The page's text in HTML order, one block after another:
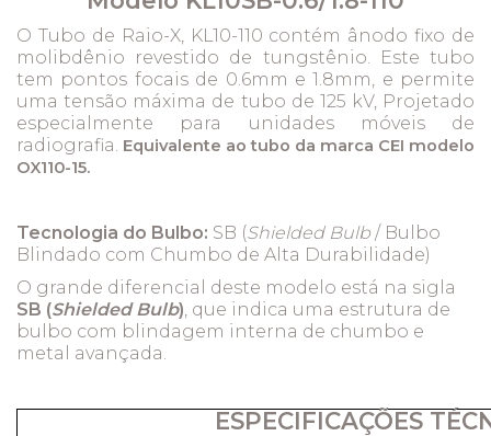
O Tubo de Raio-X, KL10-110 contém ânodo fixo de
molibdênio revestido de tungstênio. Este tubo
tem pontos focais de 0.6mm e 1.8mm, e permite
uma tensão máxima de tubo de 125 kV, Projetado
especialmente para unidades móveis de
radiografia. Equivalente ao tubo da marca CEI modelo
OX110-15.
Tecnologia do Bulbo: SB (Shielded Bulb/ Bulbo
Blindado com Chumbo de Alta Durabilidade)
O grande diferencial deste modelo está na sigla
SB (Shielded Bulb), que indica uma estrutura de
bulbo com blindagem interna de chumbo e
metal avançada.
ESPECIFICAÇÕES